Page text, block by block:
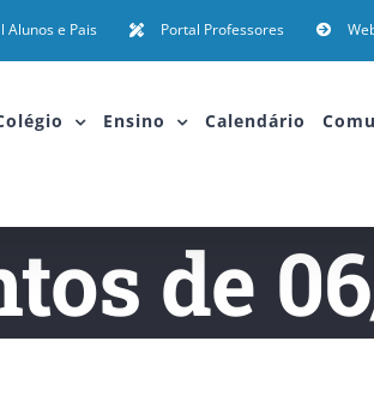
Alunos e Pais Portal Professores
Ensino Calendário
de